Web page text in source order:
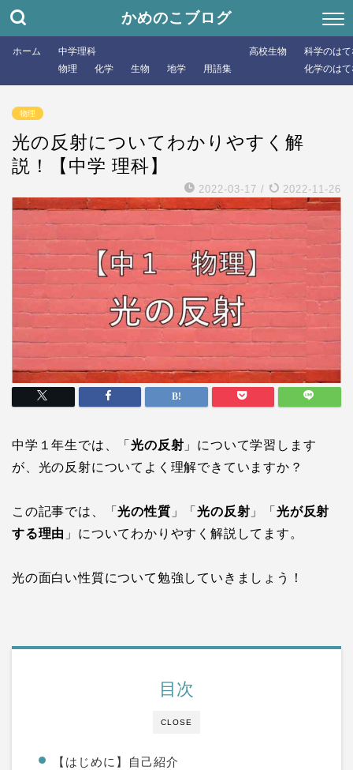
かめのこブログ
ホーム
中学理科
物理
化学 生物 地学 用語集
高校生物
科学のは
化学のは
物理
光の反射についてわかりやすく解
説！【中学 理科】
2022-03-17 / 2022-11-26
中学１年生では、「光の反射 」について学習します
が、光の反射についてよく理解できていますか？
この記事では、「光の性質 」「光の反射 」「光が反射
する理由 」についてわかりやすく解説してます。
光の面白い性質について勉強していきましょう！
CLOSE
目次
【はじめに】自己紹介